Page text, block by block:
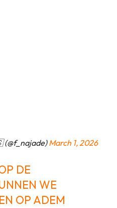
March 1, 2026
DE
WE
OP ADEM